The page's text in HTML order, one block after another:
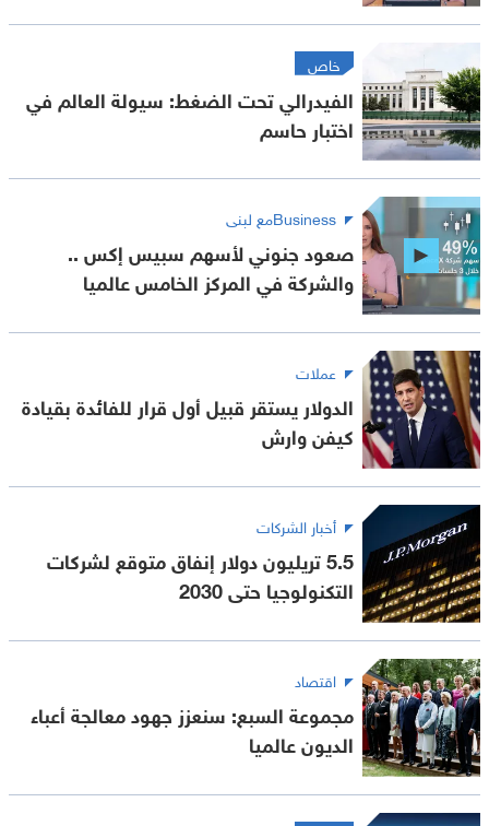
خاص
الفيدرالي تحت الضغط: سيولة العالم في
اختبار حاسم
Businessمع لبنى
صعود جنوني لأسهم سبيس إكس ..
والشركة في المركز الخامس عالميا
عملات
الدولار يستقر قبيل أول قرار للفائدة بقيادة
كيفن وارش
أخبار الشركات
5.5 تريليون دولار إنفاق متوقع لشركات
التكنولوجيا حتى 2030
اقتصاد
مجموعة السبع: سنعزز جهود معالجة أعباء
الديون عالميا